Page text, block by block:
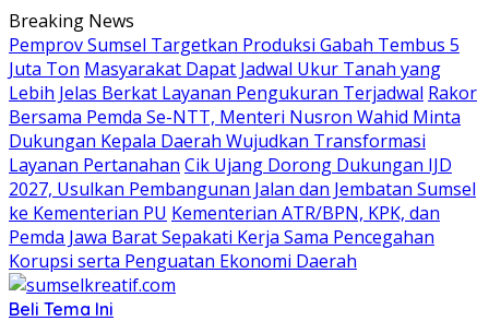
Langsung
ke
konten
Breaking News
Pemprov Sumsel Targetkan Produksi Gabah Tembus 5
Juta Ton Masyarakat Dapat Jadwal Ukur Tanah yang
Lebih Jelas Berkat Layanan Pengukuran Terjadwal Rakor
Bersama Pemda Se-NTT, Menteri Nusron Wahid Minta
Dukungan Kepala Daerah Wujudkan Transformasi
Layanan Pertanahan Cik Ujang Dorong Dukungan IJD
2027, Usulkan Pembangunan Jalan dan Jembatan Sumsel
ke Kementerian PU Kementerian ATR/BPN, KPK, dan
Pemda Jawa Barat Sepakati Kerja Sama Pencegahan
Korupsi serta Penguatan Ekonomi Daerah
Beli Tema Ini